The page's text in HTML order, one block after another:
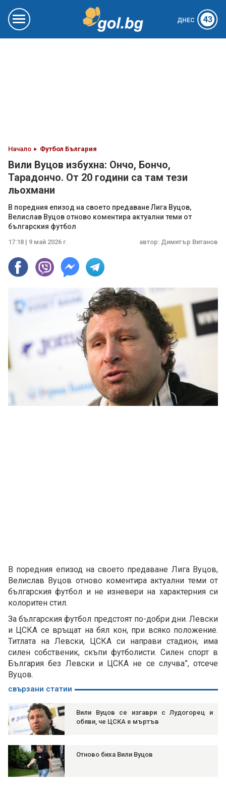
ДНЕС 43
Начало Футбол България
Вили Вуцов избухна: Ончо, Бончо,
Тарадончо. От 20 години са там тези
льохмани
В поредния епизод на своето предаване Лига Вуцов,
Велислав Вуцов отново коментира актуални теми от
българския футбол
17:18 | 9 май 2026 г. автор: Димитър Витанов
В поредния епизод на своето предаване Лига Вуцов,
Велислав Вуцов отново коментира актуални теми от
българския футбол и не изневери на характерния си
колоритен стил.
За българския футбол предстоят по-добри дни. Левски
и ЦСКА се връщат на бял кон, при всяко положение.
Титлата на Левски, ЦСКА си направи стадион, има
силен собственик, скъпи футболисти. Силен спорт в
България без Левски и ЦСКА не се случва”, отсече
Вуцов.
свързани статии
Вили Вуцов се изгаври с Лудогорец и
обяви, че ЦСКА е мъртъв
Отново биха Вили Вуцов